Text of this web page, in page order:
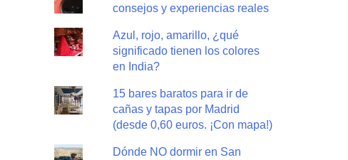
consejos y experiencias reales
Azul, rojo, amarillo, ¿qué
significado tienen los colores
en India?
15 bares baratos para ir de
cañas y tapas por Madrid
(desde 0,60 euros. ¡Con mapa!)
Dónde NO dormir en San